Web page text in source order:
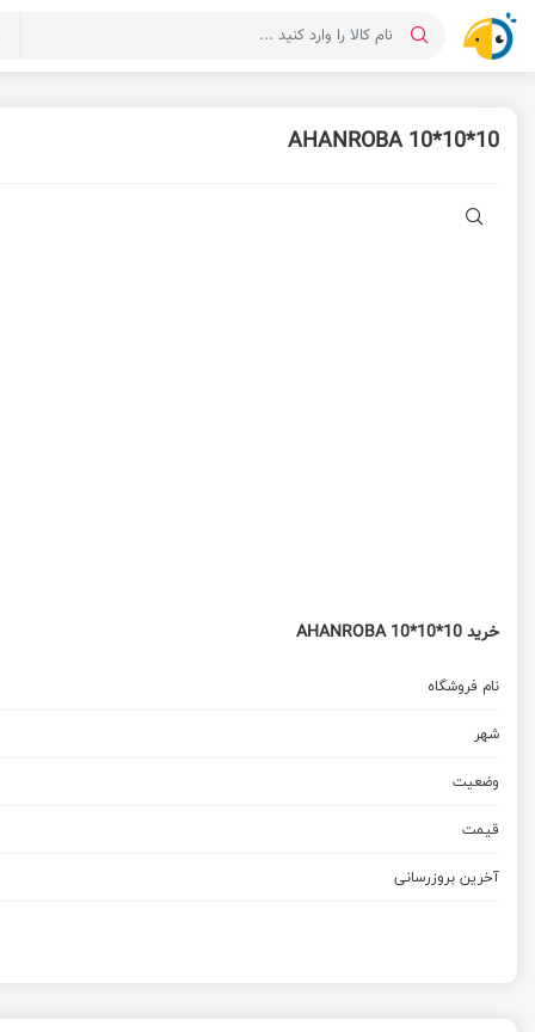
AHANROBA 10*10*10
خرید AHANROBA 10*10*10
نام فروشگاه
شهر
وضعیت
قیمت
آخرین بروزرسانی